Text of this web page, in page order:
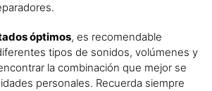
óptimos, es recomendable
tipos de sonidos, volúmenes y
la combinación que mejor se
personales. Recuerda siempre